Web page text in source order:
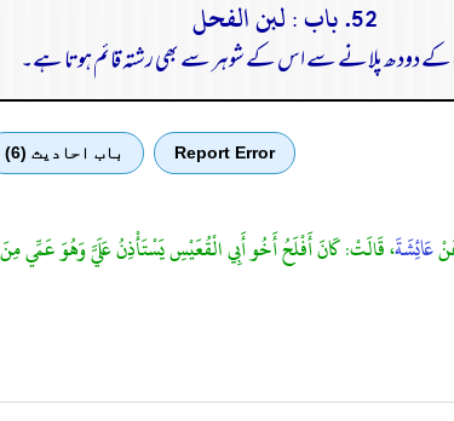
52. باب : لبن الفحل
پلانے سے اس کے شوہر سے بھی رشتہ قائم ہوتا ہے۔
Report Error باب احادیث (6)
عَائِشَةَ، قَالَتْ: كَانَ أَفْلَحُ أَخُو أَبِي الْقُعَيْسِ يَسْتَأْذِنُ عَلَيَّ وَهُوَ عَمِّي